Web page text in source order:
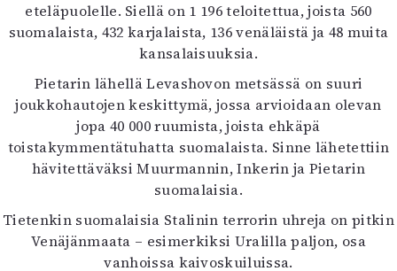
eteläpuolelle. Siellä on 1 196 teloitettua, joista 560
suomalaista, 432 karjalaista, 136 venäläistä ja 48 muita
kansalaisuuksia.
Pietarin lähellä Levashovon metsässä on suuri
joukkohautojen keskittymä, jossa arvioidaan olevan
jopa 40 000 ruumista, joista ehkäpä
toistakymmentätuhatta suomalaista. Sinne lähetettiin
hävitettäväksi Muurmannin, Inkerin ja Pietarin
suomalaisia.
Tietenkin suomalaisia Stalinin terrorin uhreja on pitkin
Venäjänmaata – esimerkiksi Uralilla paljon, osa
vanhoissa kaivoskuiluissa.